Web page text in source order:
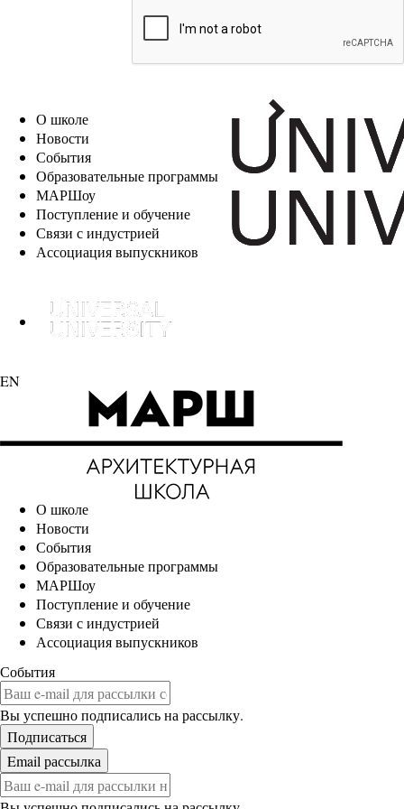
EN
О школе
Новости
События
Образовательные программы
МАРШоу
Поступление и обучение
Связи с индустрией
Ассоциация выпускников
EN
О школе
Новости
События
Образовательные программы
МАРШоу
Поступление и обучение
Связи с индустрией
Ассоциация выпускников
События
Вы успешно подписались на рассылку.